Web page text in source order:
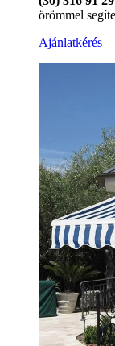
örömmel
Ajánlatkérés